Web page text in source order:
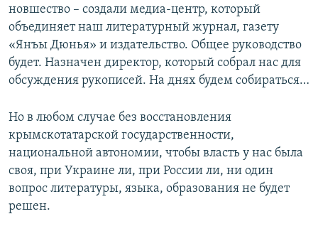
новшество – создали медиа-центр, который
объединяет наш литературный журнал, газету
«Янъы Дюнья» и издательство. Общее руководство
будет. Назначен директор, который собрал нас для
обсуждения рукописей. На днях будем собираться…
Но в любом случае без восстановления
крымскотатарской государственности,
национальной автономии, чтобы власть у нас была
своя, при Украине ли, при России ли, ни один
вопрос литературы, языка, образования не будет
решен.